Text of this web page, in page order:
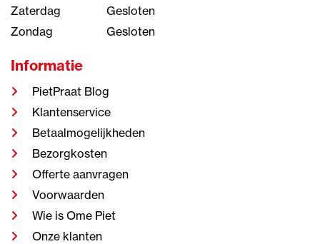
Zaterdag
Gesloten
Zondag
Gesloten
Informatie
PietPraat Blog
Klantenservice
Betaalmogelijkheden
Bezorgkosten
Offerte aanvragen
Voorwaarden
Wie is Ome Piet
Onze klanten